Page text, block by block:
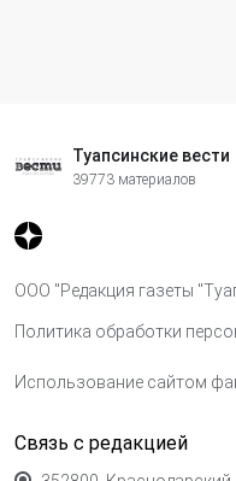
Туапсинские вести
39773 материалов
ООО "Редакция газеты
Политика обработки
Использование сайтом
Связь с редакцией